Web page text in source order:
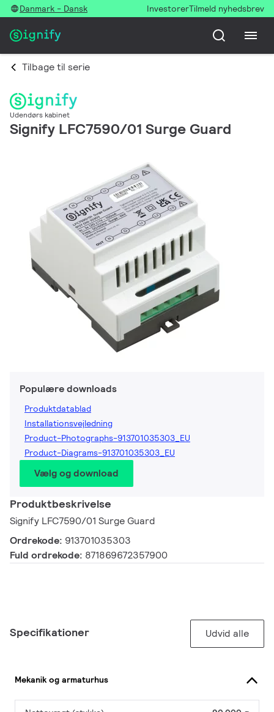
Danmark - Dansk InvestorerTilmeld nyhedsbrev
Tilbage til serie
Udendørs kabinet
Signify LFC7590/01 Surge Guard
Populære downloads
Produktdatablad
Installationsvejledning
Product-Photographs-913701035303_EU
Product-Diagrams-913701035303_EU
Vælg og download
Produktbeskrivelse
Signify LFC7590/01 Surge Guard
Ordrekode: 913701035303
Fuld ordrekode: 871869672357900
Specifikationer Udvid alle
Mekanik og armaturhus